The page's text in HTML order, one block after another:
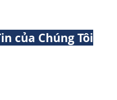
của Chúng Tôi